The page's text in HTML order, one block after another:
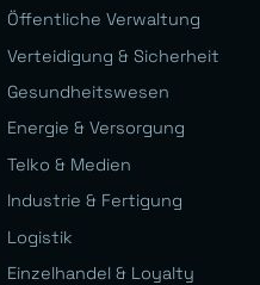
Öffentliche Verwaltung
Verteidigung & Sicherheit
Gesundheitswesen
Energie & Versorgung
Telko & Medien
Industrie & Fertigung
Logistik
Einzelhandel & Loyalty